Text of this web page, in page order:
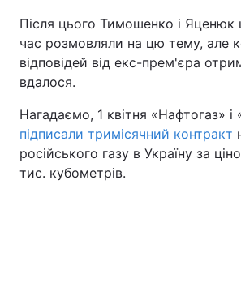
Після цього Тимошенко і
час розмовляли на цю тему, але
відповідей від екс-прем'єра
вдалося.
Нагадаємо, 1 квітня «Нафтогаз» і
підписали тримісячний контракт
російського газу в Україну за
тис. кубометрів.